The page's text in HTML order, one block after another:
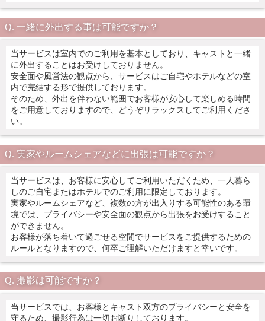
一緒に外出する事は可能ですか？
当サービスは室内でのご利用を基本としており、キャストと一緒
に外出することはお受けしておりません。
安全面や風営法の観点から、サービスはご自宅やホテルなどの室
内で完結する形で提供しております。
そのため、外出を伴わない範囲でお客様が安心して楽しめる時間
をご用意しておりますので、どうぞリラックスしてご利用くださ
い。
実家やルームシェアなどに出張は可能ですか？
当サービスは、お客様に安心してご利用いただくため、一人暮ら
しのご自宅またはホテルでのご利用に限定しております。
実家やルームシェアなど、複数の方が出入りする可能性のある環
境では、プライバシーや安全面の観点から出張をお受けすること
ができません。
お客様が落ち着いて過ごせる空間でサービスをご提供するための
ルールとなりますので、何卒ご理解いただけますと幸いです。
撮影は可能ですか？
当サービスでは、お客様とキャスト双方のプライバシーと安全を
守るため、撮影行為は一切お断りしております。